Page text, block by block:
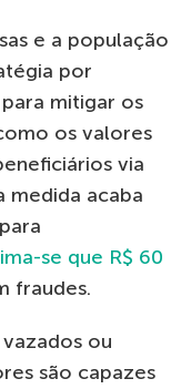
e a população
por
mitigar os
os valores
via
medida acaba
se que R$ 60
fraudes.
ou
são capazes